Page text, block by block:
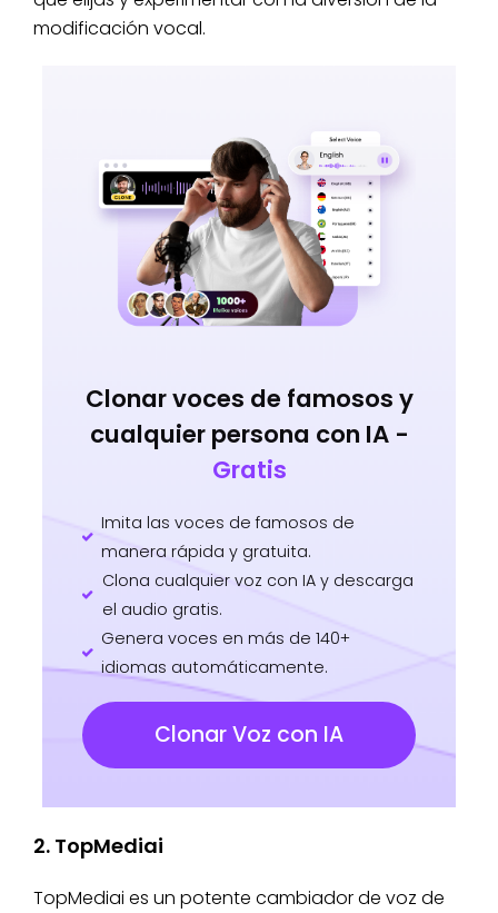
modificación vocal.
Clonar voces de famosos y
cualquier persona con IA -
Gratis
Imita las voces de famosos de
manera rápida y gratuita.
Clona cualquier voz con IA y descarga
el audio gratis.
Genera voces en más de 140+
idiomas automáticamente.
Clonar Voz con IA
2. TopMediai
TopMediai es un potente cambiador de voz de